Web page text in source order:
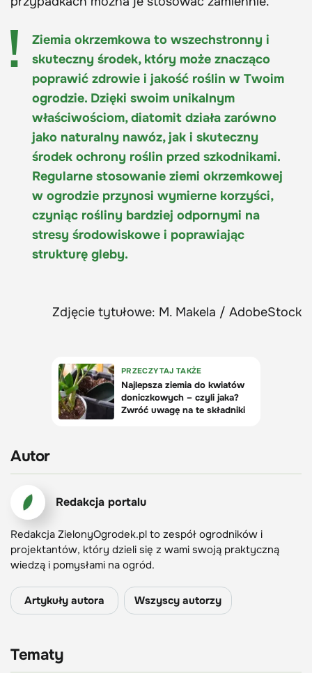
Ziemia okrzemkowa to wszechstronny i
skuteczny środek, który może znacząco
poprawić zdrowie i jakość roślin w Twoim
ogrodzie. Dzięki swoim unikalnym
właściwościom, diatomit działa zarówno
jako naturalny nawóz, jak i skuteczny
środek ochrony roślin przed szkodnikami.
Regularne stosowanie ziemi okrzemkowej
w ogrodzie przynosi wymierne korzyści,
czyniąc rośliny bardziej odpornymi na
stresy środowiskowe i poprawiając
strukturę gleby.
Zdjęcie tytułowe: M. Makela / AdobeStock
Autor
Redakcja portalu
Redakcja ZielonyOgrodek.pl to zespół ogrodników i
projektantów, który dzieli się z wami swoją praktyczną
wiedzą i pomysłami na ogród.
Artykuły autora Wszyscy autorzy
Tematy